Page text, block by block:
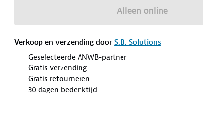
Alleen online
Verkoop en verzending door S.B. Solutions
Geselecteerde ANWB-partner
Gratis verzending
Gratis retourneren
30 dagen bedenktijd